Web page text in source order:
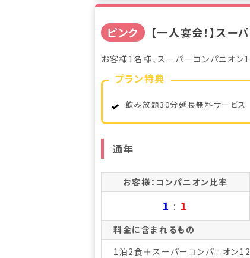
ピンク 【一人宴会！】ス
お客様1名様、スーパーコンパニオ
プラン特典
飲み放題30分延長無料サービス
通年
お客様：コンパニオン比率
1 ： 1
料金に含まれるもの
1泊2食＋スーパーコンパニオン